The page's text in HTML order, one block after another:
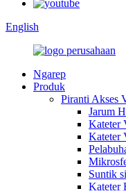
English
Ngarep
Produk
Piranti Akses
Jarum
Kateter
Kateter
Suntik
Kateter